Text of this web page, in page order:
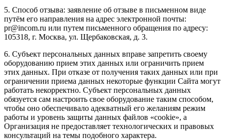
5. Способ отзыва: заявление об отзыве в письменном виде
путём его направления на адрес электронной почты:
pr@incom.ru или путем письменного обращения по адресу:
105318, г. Москва, ул. Щербаковская, д. 3.
6. Субъект персональных данных вправе запретить своему
оборудованию прием этих данных или ограничить прием
этих данных. При отказе от получения таких данных или при
ограничении приема данных некоторые функции Сайта могут
работать некорректно. Субъект персональных данных
обязуется сам настроить свое оборудование таким способом,
чтобы оно обеспечивало адекватный его желаниям режим
работы и уровень защиты данных файлов «cookie», а
Организация не предоставляет технологических и правовых
консультаций на темы подобного характера.